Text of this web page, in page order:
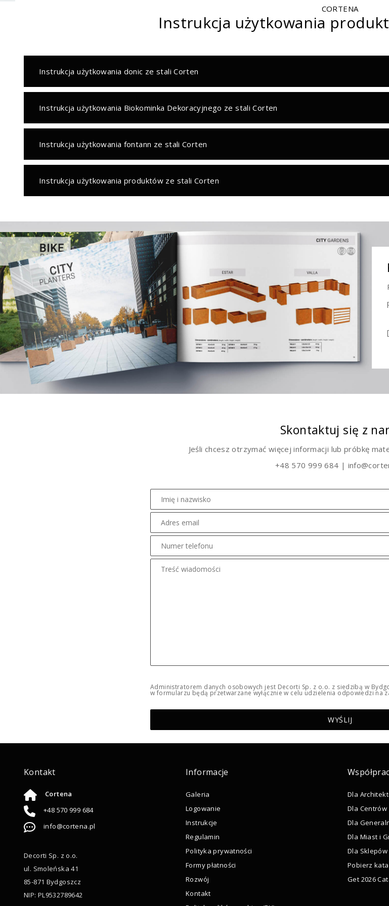
CORTENA
Instrukcja użytkowania
Instrukcja użytkowania donic ze stali Corten
Instrukcja użytkowania Biokominka Dekoracyjnego ze stali Corten
Instrukcja użytkowania fontann ze stali Corten
Instrukcja użytkowania produktów ze stali Corten
Skontaktuj się z
Jeśli chcesz otrzymać więcej informacji lub próbkę
+48 570 999 684 |
Administratorem danych osobowych jest Decorti Sp. z o.o. z siedzibą w
w formularzu będą przetwarzane wyłącznie w celu udzielenia odpowiedzi na
Kontakt
Cortena
+48 570 999 684
info@cortena.pl
Decorti Sp. z o.o.
ul. Smoleńska 41
85-871 Bydgoszcz
NIP: PL9532789642
Informacje
Galeria
Logowanie
Instrukcje
Regulamin
Polityka prywatności
Formy płatności
Rozwój
Kontakt
Dla
Dla
Dla
Dla Miast i
Dla
Pobierz
Get 2026